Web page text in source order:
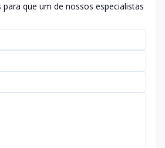
que um de nossos especialistas